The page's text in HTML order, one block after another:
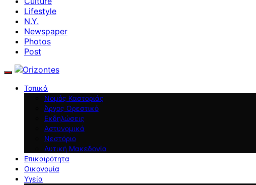
Lifestyle
N.Y.
Newspaper
Photos
Post
Τοπικά
Νομός Καστοριάς
Άργος Ορεστικό
Εκδηλώσεις
Αστυνομικά
Νεστόριο
Δυτική Μακεδονία
Επικαιρότητα
Οικονομία
Υγεία